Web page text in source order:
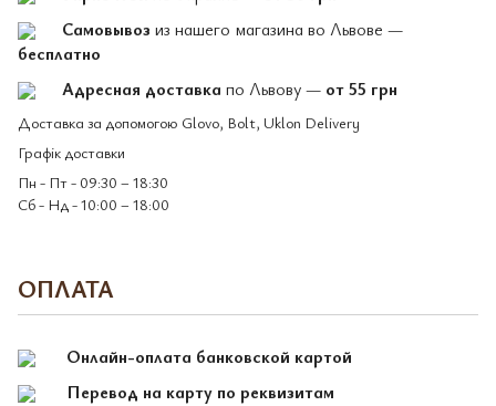
Самовывоз из нашего магазина во Львове —
бесплатно
Адресная доставка по Львову — от 55 грн
Доставка за допомогою Glovo, Bolt, Uklon Delivery
Графік доставки
Пн - Пт - 09:30 – 18:30
Сб - Нд - 10:00 – 18:00
ОПЛАТА
Онлайн-оплата банковской картой
Перевод на карту по реквизитам